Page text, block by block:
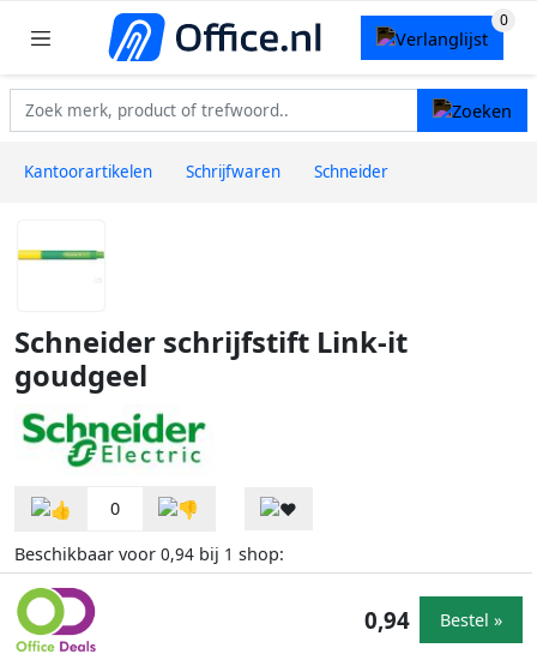
Kantoorartikelen Schrijfwaren Schneider
Schneider schrijfstift Link-it
goudgeel
0
Beschikbaar voor 0,94 bij 1 shop:
0,94 Bestel »